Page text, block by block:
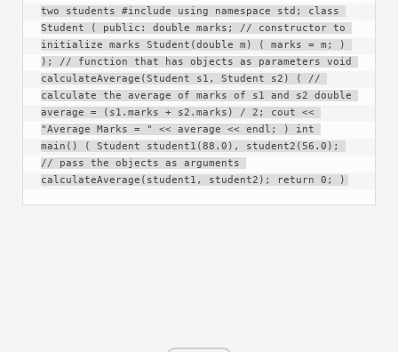
two students #include using namespace std; class
Student ( public: double marks; // constructor to
initialize marks Student(double m) ( marks = m; )
); // function that has objects as parameters void
calculateAverage(Student s1, Student s2) ( //
calculate the average of marks of s1 and s2 double
average = (s1.marks + s2.marks) / 2; cout <<
"Average Marks = " << average << endl; ) int
main() ( Student student1(88.0), student2(56.0);
// pass the objects as arguments
calculateAverage(student1, student2); return 0; )